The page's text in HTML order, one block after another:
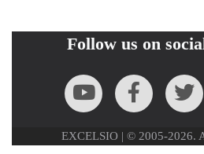
Follow us on
EXCELSIO | © 2005-2026.